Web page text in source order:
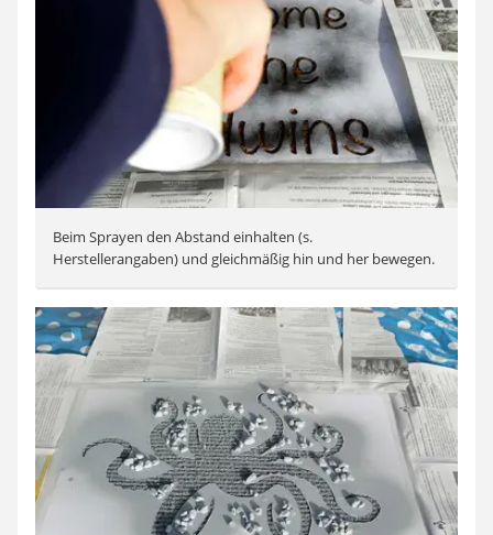
Beim Sprayen den Abstand einhalten (s.
Herstellerangaben) und gleichmäßig hin und her bewegen.